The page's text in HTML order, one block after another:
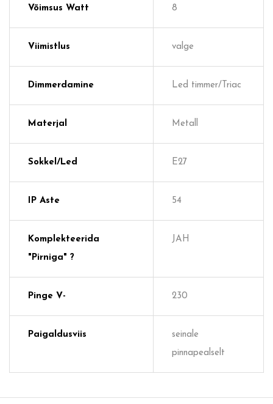
Võimsus Watt 8
Viimistlus valge
Dimmerdamine Led timmer/Triac
Materjal Metall
Sokkel/Led E27
IP Aste 54
Komplekteerida
"pirniga" ?
JAH
Pinge V- 230
Paigaldusviis
seinale
pinnapealselt